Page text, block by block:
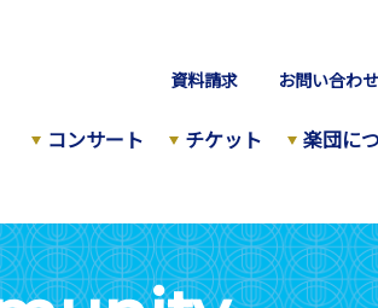
資料請求 お問い合わせ
コンサート チケット 楽団に